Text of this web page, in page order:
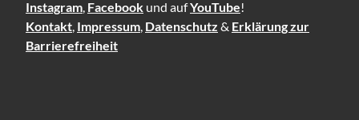
Instagram Facebook und aufYouTube!
Kontakt Impressum Datenschutz & Erklärung zur
Barrierefreiheit